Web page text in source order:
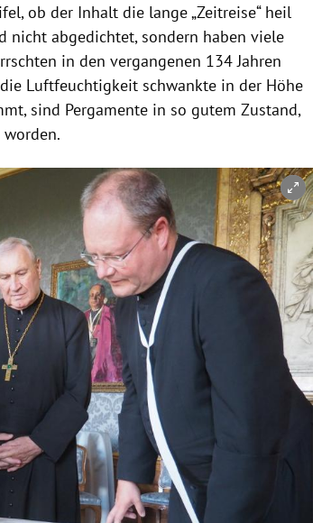
ob der Inhalt die lange „Zeitreise“ heil
nicht abgedichtet, sondern haben viele
in den vergangenen 134 Jahren
Luftfeuchtigkeit schwankte in der Höhe
sind Pergamente in so gutem Zustand,